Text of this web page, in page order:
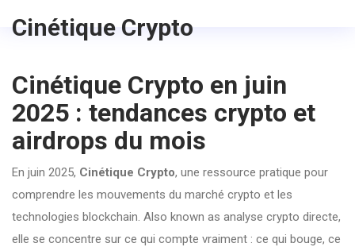
Cinétique Crypto
Cinétique Crypto en juin
2025 : tendances crypto et
airdrops du mois
En juin 2025, Cinétique Crypto, une ressource pratique pour
comprendre les mouvements du marché crypto et les
technologies blockchain. Also known as analyse crypto directe,
elle se concentre sur ce qui compte vraiment : ce qui bouge, ce